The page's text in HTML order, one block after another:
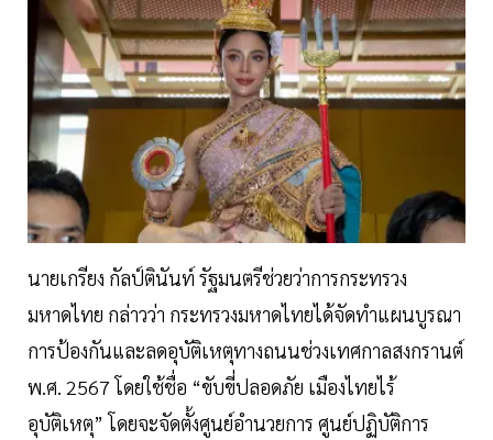
นายเกรียง กัลป์ตินันท์ รัฐมนตรีช่วยว่าการกระทรวง
มหาดไทย กล่าวว่า กระทรวงมหาดไทยได้จัดทำแผนบูรณา
การป้องกันและลดอุบัติเหตุทางถนนช่วงเทศกาลสงกรานต์
พ.ศ. 2567 โดยใช้ชื่อ “ขับขี่ปลอดภัย เมืองไทยไร้
อุบัติเหตุ” โดยจะจัดตั้งศูนย์อำนวยการ ศูนย์ปฏิบัติการ